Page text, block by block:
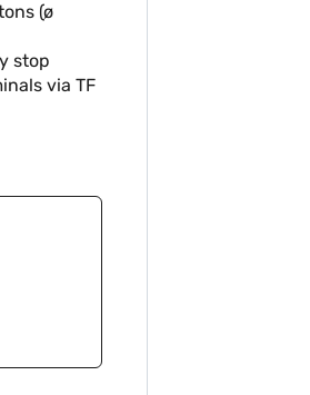
(ø
stop
via TF